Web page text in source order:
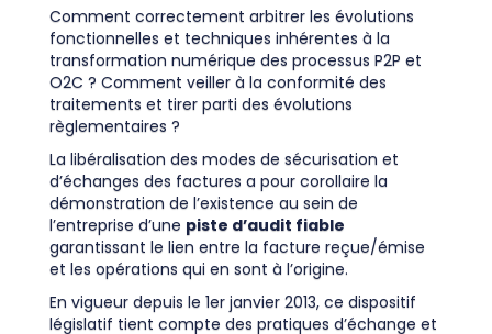
Comment correctement arbitrer les évolutions
fonctionnelles et techniques inhérentes à la
transformation numérique des processus P2P et
O2C ? Comment veiller à la conformité des
traitements et tirer parti des évolutions
règlementaires ?
La libéralisation des modes de sécurisation et
d’échanges des factures a pour corollaire la
démonstration de l’existence au sein de
l’entreprise d’une piste d’audit fiable
garantissant le lien entre la facture reçue/émise
et les opérations qui en sont à l’origine.
En vigueur depuis le 1er janvier 2013, ce dispositif
législatif tient compte des pratiques d’échange et